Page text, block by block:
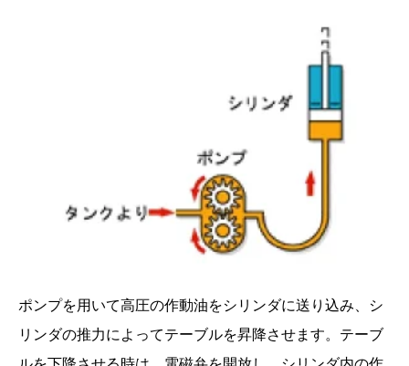
ポンプを用いて高圧の作動油をシリンダに送り込み、シ
リンダの推力によってテーブルを昇降させます。テーブ